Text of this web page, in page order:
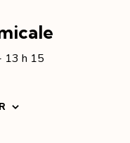
13 h 15